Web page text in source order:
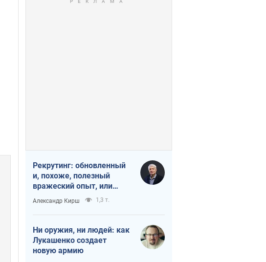
Рекрутинг: обновленный
и, похоже, полезный
вражеский опыт, или
Диалектика
требовательной трусости
Александр Кирш 1,3 т.
Ни оружия, ни людей: как
Лукашенко создает
новую армию